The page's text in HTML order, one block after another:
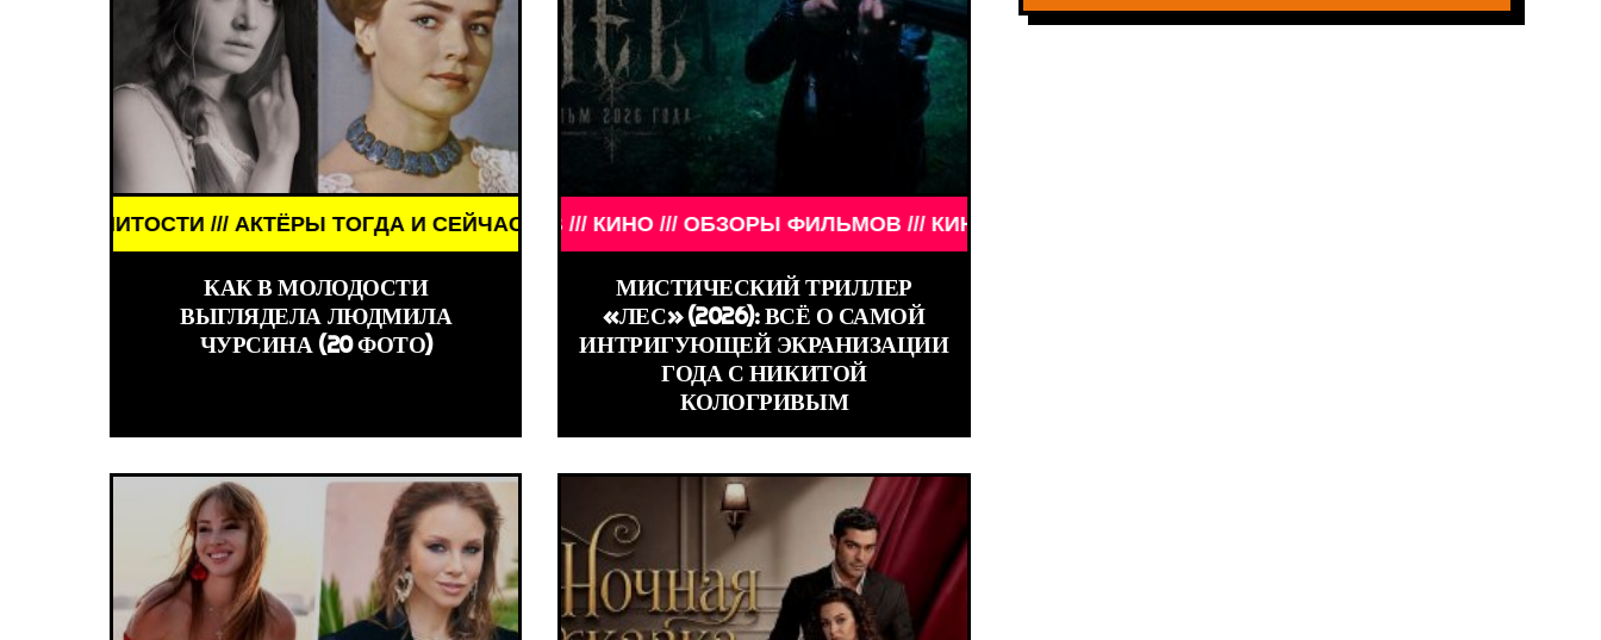
АКТЁРЫ ТОГДА И СЕЙЧАС /// ЗНАМЕНИТОСТИ /// АКТЁРЫ ТОГДА И СЕЙЧАС /// ЗНАМЕНИТОСТИ /// АКТЁРЫ ТОГДА И СЕЙЧАС ///
КАК В МОЛОДОСТИ
ВЫГЛЯДЕЛА ЛЮДМИЛА
ЧУРСИНА (20 ФОТО)
КИНО /// ОБЗОРЫ ФИЛЬМОВ /// КИНО /// ОБЗОРЫ ФИЛЬМОВ /// КИНО /// ОБЗОРЫ ФИЛЬМОВ /// КИНО /// ОБЗОРЫ ФИЛЬМОВ ///
МИСТИЧЕСКИЙ ТРИЛЛЕР
«ЛЕС» (2026): ВСЁ О САМОЙ
ИНТРИГУЮЩЕЙ ЭКРАНИЗАЦИИ
ГОДА С НИКИТОЙ
КОЛОГРИВЫМ